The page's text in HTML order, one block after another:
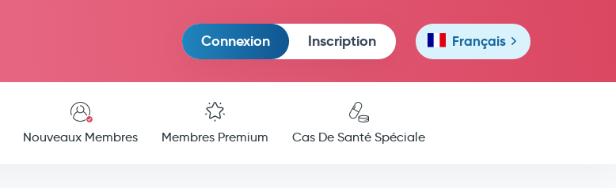
Connexion Inscription Français
Nouveaux Membres Membres Premium Cas De Santé Spéciale